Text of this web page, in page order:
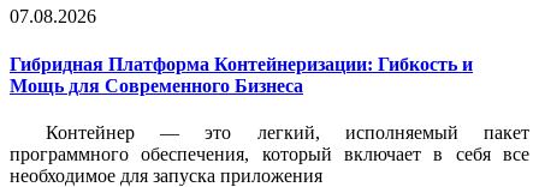
07.08.2026
Гибридная Платформа Контейнеризации: Гибкость и
Мощь для Современного Бизнеса
Контейнер — это легкий, исполняемый пакет
программного обеспечения, который включает в себя все
необходимое для запуска приложения